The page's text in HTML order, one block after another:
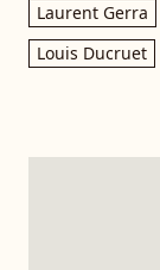
Laurent Gerra
Louis Ducruet